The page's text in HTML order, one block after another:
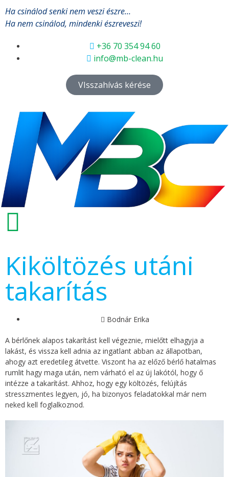
Ha csinálod senki nem veszi észre…
Ha nem csinálod, mindenki észreveszi!
+36 70 354 94 60
info@mb-clean.hu
VIsszahívás kérése
Kiköltözés utáni
takarítás
Bodnár Erika
A bérlőnek alapos takarítást kell végeznie, mielőtt elhagyja a
lakást, és vissza kell adnia az ingatlant abban az állapotban,
ahogy azt eredetileg átvette. Viszont ha az előző bérlő hatalmas
rumlit hagy maga után, nem várható el az új lakótól, hogy ő
intézze a takarítást. Ahhoz, hogy egy költözés, felújítás
stresszmentes legyen, jó, ha bizonyos feladatokkal már nem
neked kell foglalkoznod.